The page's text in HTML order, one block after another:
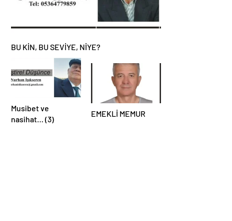
BU KİN, BU SEVİYE, NİYE?
Musibet ve
nasihat… (3)
EMEKLİ MEMUR